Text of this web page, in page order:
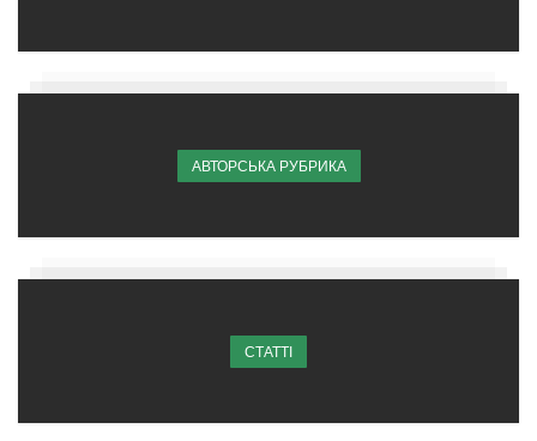
АВТОРСЬКА РУБРИКА
СТАТТІ